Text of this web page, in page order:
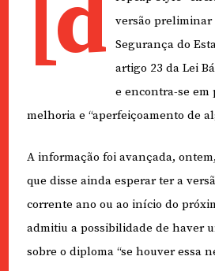
[d
versão preliminar
Segurança do
artigo 23 da Lei
e encontra-se em
melhoria e “aperfeiçoamento de
A informação foi avançada,
que disse ainda esperar ter a
corrente ano ou ao início do
admitiu a possibilidade de haver
sobre o diploma “se houver essa